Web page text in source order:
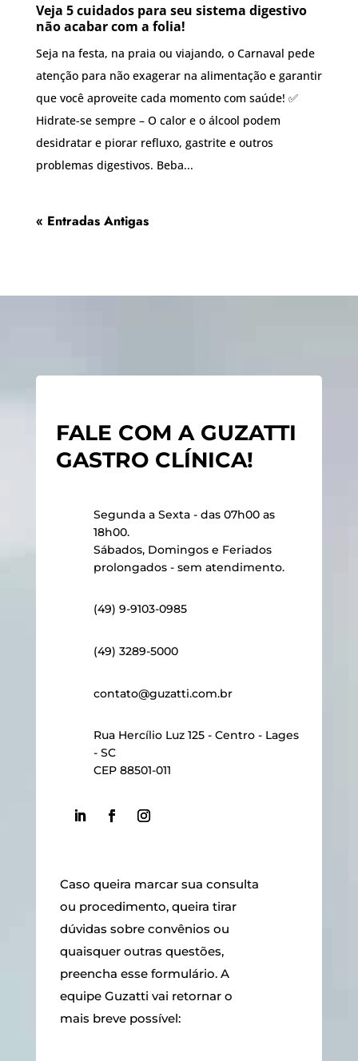
Veja 5 cui­da­dos para seu sis­te­ma diges­ti­vo
não aca­bar com a folia!
Seja na festa, na praia ou viajando, o Carnaval pede
atenção para não exagerar na alimentação e garantir
que você aproveite cada momento com saúde! ✅
Hidrate-se sempre – O calor e o álcool podem
desidratar e piorar refluxo, gastrite e outros
problemas digestivos. Beba...
« Entradas Antigas
FALE COM A GUZATTI
GASTRO CLÍNICA!
Segunda a Sexta - das 07h00 as
18h00.
Sábados, Domingos e Feriados
prolongados - sem atendimento.
(49) 9-9103-0985
(49) 3289-5000
contato@guzatti.com.br
Rua Hercílio Luz 125 - Centro - Lages
- SC
CEP 88501-011
Caso queira marcar sua consulta
ou procedimento, queira tirar
dúvidas sobre convênios ou
quaisquer outras questões,
preencha esse formulário. A
equipe Guzatti vai retornar o
mais breve possível: